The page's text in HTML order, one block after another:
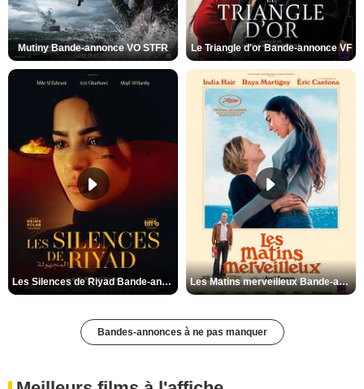
Mutiny Bande-annonce VO STFR Le Triangle d'or Bande-annonce VF
Les Silences de Riyad Bande-annonce VO STFR Les Matins merveilleux Bande-annonce VF
Bandes-annonces à ne pas manquer